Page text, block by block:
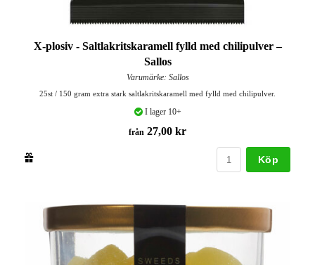
X-plosiv - Saltlakritskaramell fylld med chilipulver –
Sallos
Varumärke: Sallos
25st / 150 gram extra stark saltlakritskaramell med fylld med chilipulver.
I lager 10+
från 27,00 kr
Köp